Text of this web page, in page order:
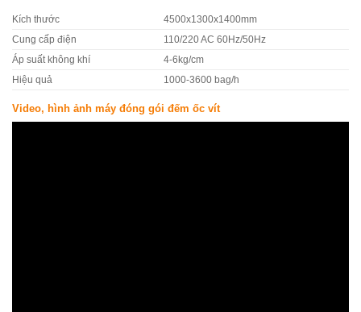
Kích thước 4500x1300x1400mm
Cung cấp điện 110/220 AC 60Hz/50Hz
Áp suất không khí 4-6kg/cm
Hiệu quả 1000-3600 bag/h
Video, hình ảnh máy đóng gói đếm ốc vít